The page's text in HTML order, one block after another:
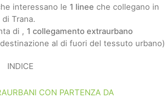
interessano le 1 linee che collegano in
Trana.
di , 1 collegamento extraurbano
al di fuori del tessuto urbano)
INDICE
CON PARTENZA DA